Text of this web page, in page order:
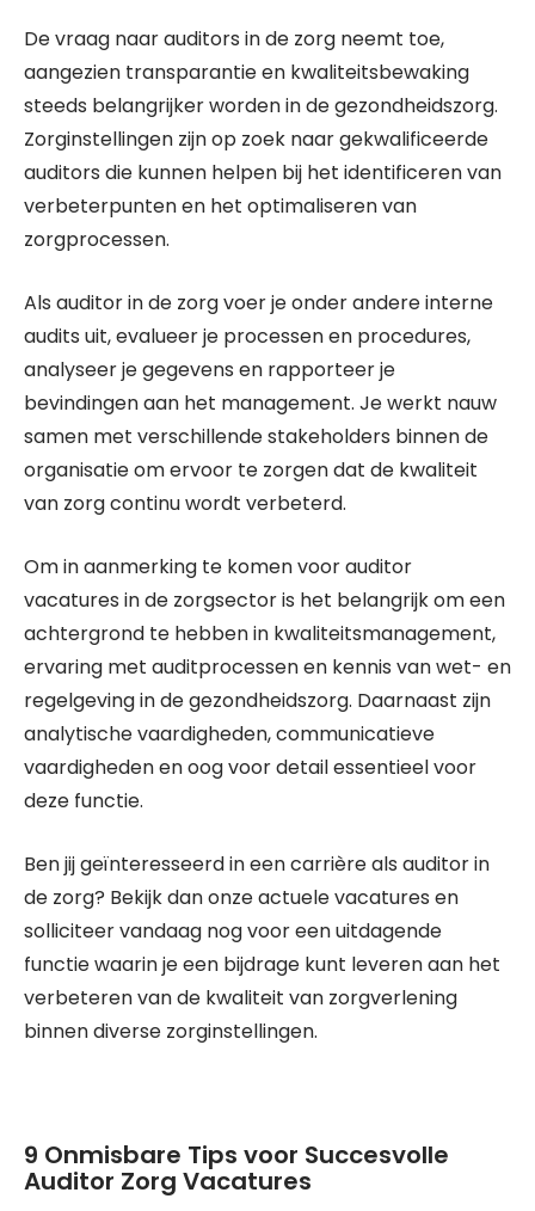
De vraag naar auditors in de zorg neemt toe,
aangezien transparantie en kwaliteitsbewaking
steeds belangrijker worden in de gezondheidszorg.
Zorginstellingen zijn op zoek naar gekwalificeerde
auditors die kunnen helpen bij het identificeren van
verbeterpunten en het optimaliseren van
zorgprocessen.
Als auditor in de zorg voer je onder andere interne
audits uit, evalueer je processen en procedures,
analyseer je gegevens en rapporteer je
bevindingen aan het management. Je werkt nauw
samen met verschillende stakeholders binnen de
organisatie om ervoor te zorgen dat de kwaliteit
van zorg continu wordt verbeterd.
Om in aanmerking te komen voor auditor
vacatures in de zorgsector is het belangrijk om een
achtergrond te hebben in kwaliteitsmanagement,
ervaring met auditprocessen en kennis van wet- en
regelgeving in de gezondheidszorg. Daarnaast zijn
analytische vaardigheden, communicatieve
vaardigheden en oog voor detail essentieel voor
deze functie.
Ben jij geïnteresseerd in een carrière als auditor in
de zorg? Bekijk dan onze actuele vacatures en
solliciteer vandaag nog voor een uitdagende
functie waarin je een bijdrage kunt leveren aan het
verbeteren van de kwaliteit van zorgverlening
binnen diverse zorginstellingen.
9 Onmisbare Tips voor Succesvolle
Auditor Zorg Vacatures